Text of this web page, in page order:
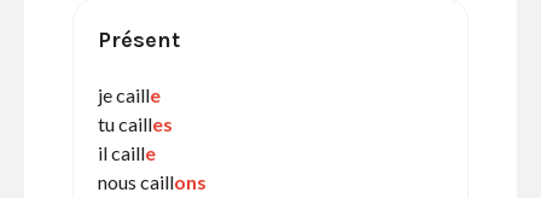
Présent
je caille
tu cailles
il caille
nous caillons